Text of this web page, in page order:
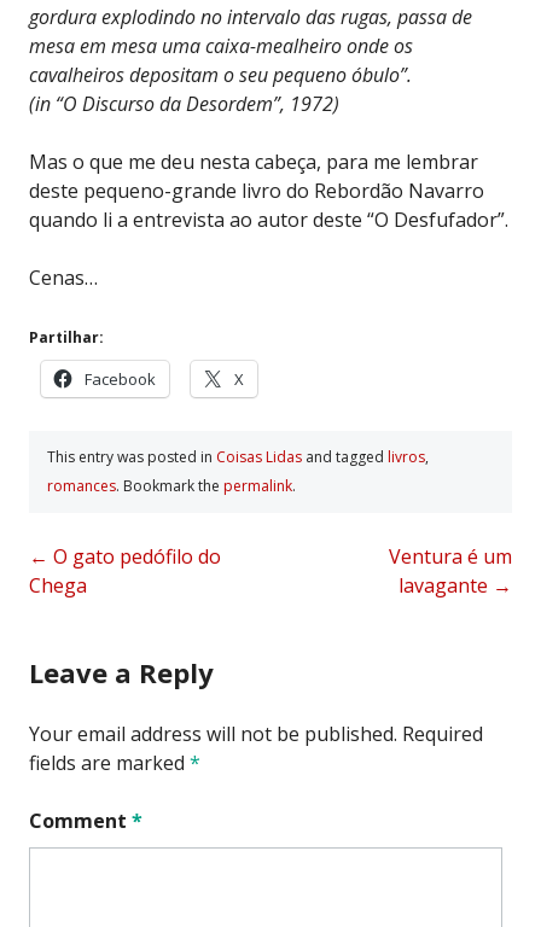
gordura explodindo no intervalo das rugas, passa de
mesa em mesa uma caixa-mealheiro onde os
cavalheiros depositam o seu pequeno óbulo”.
(in “O Discurso da Desordem”, 1972)
Mas o que me deu nesta cabeça, para me lembrar
deste pequeno-grande livro do Rebordão Navarro
quando li a entrevista ao autor deste “O Desfufador”.
Cenas…
Partilhar:
Facebook X
This entry was posted in Coisas Lidas and tagged livros,
romances. Bookmark the permalink.
Post
navigation
← O gato pedófilo do
Chega
Ventura é um
lavagante →
Leave a Reply
Your email address will not be published. Required
fields are marked *
Comment *